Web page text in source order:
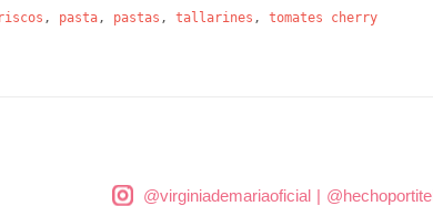
, pasta, pastas , tallarines , tomates cherry
@virginiademariaoficial|